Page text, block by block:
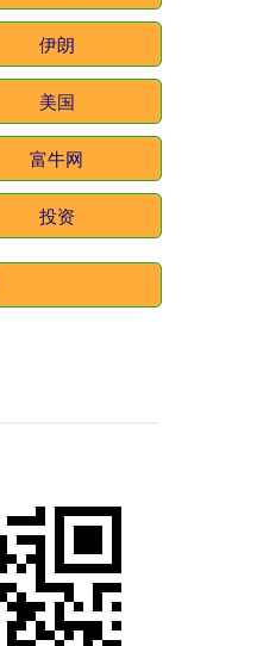
伊朗
美国
富牛网
投资